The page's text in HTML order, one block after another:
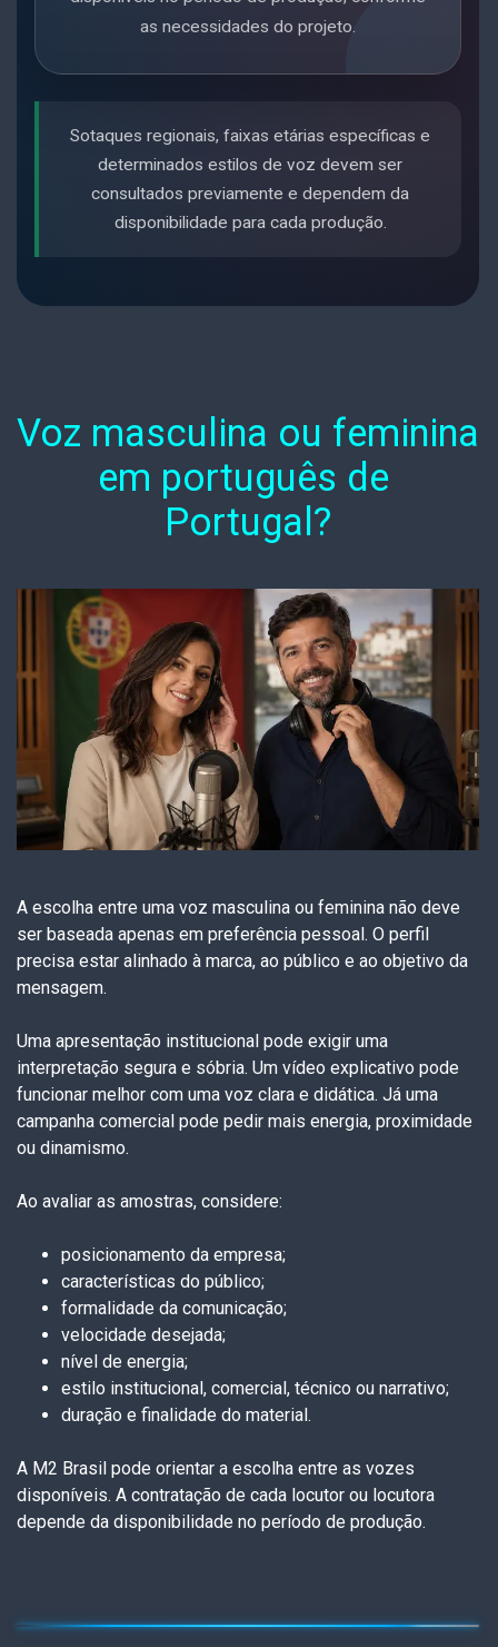
as necessidades do projeto.
Sotaques regionais, faixas etárias específicas e
determinados estilos de voz devem ser
consultados previamente e dependem da
disponibilidade para cada produção.
Voz masculina ou feminina
em português de
Portugal?
A escolha entre uma voz masculina ou feminina não deve
ser baseada apenas em preferência pessoal. O perfil
precisa estar alinhado à marca, ao público e ao objetivo da
mensagem.
Uma apresentação institucional pode exigir uma
interpretação segura e sóbria. Um vídeo explicativo pode
funcionar melhor com uma voz clara e didática. Já uma
campanha comercial pode pedir mais energia, proximidade
ou dinamismo.
Ao avaliar as amostras, considere:
posicionamento da empresa;
características do público;
formalidade da comunicação;
velocidade desejada;
nível de energia;
estilo institucional, comercial, técnico ou narrativo;
duração e finalidade do material.
A M2 Brasil pode orientar a escolha entre as vozes
disponíveis. A contratação de cada locutor ou locutora
depende da disponibilidade no período de produção.